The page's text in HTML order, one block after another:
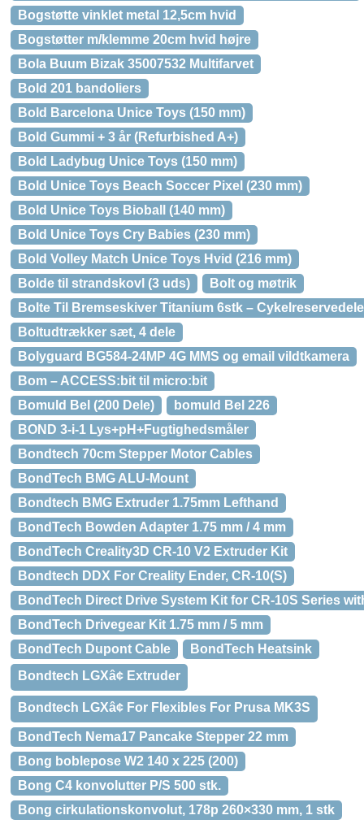
Bogstøtte vinklet metal 12,5cm hvid
Bogstøtter m/klemme 20cm hvid højre
Bola Buum Bizak 35007532 Multifarvet
Bold 201 bandoliers
Bold Barcelona Unice Toys (150 mm)
Bold Gummi + 3 år (Refurbished A+)
Bold Ladybug Unice Toys (150 mm)
Bold Unice Toys Beach Soccer Pixel (230 mm)
Bold Unice Toys Bioball (140 mm)
Bold Unice Toys Cry Babies (230 mm)
Bold Volley Match Unice Toys Hvid (216 mm)
Bolde til strandskovl (3 uds)
Bolt og møtrik
Bolte Til Bremseskiver Titanium 6stk – Cykelreservedele
Boltudtrækker sæt, 4 dele
Bolyguard BG584-24MP 4G MMS og email vildtkamera
Bom – ACCESS:bit til micro:bit
Bomuld Bel (200 Dele)
bomuld Bel 226
BOND 3-i-1 Lys+pH+Fugtighedsmåler
Bondtech 70cm Stepper Motor Cables
BondTech BMG ALU-Mount
Bondtech BMG Extruder 1.75mm Lefthand
BondTech Bowden Adapter 1.75 mm / 4 mm
BondTech Creality3D CR-10 V2 Extruder Kit
Bondtech DDX For Creality Ender, CR-10(S)
BondTech Direct Drive System Kit for CR-10S Series
BondTech Drivegear Kit 1.75 mm / 5 mm
BondTech Dupont Cable
BondTech Heatsink
Bondtech LGXâ¢ Extruder
Bondtech LGXâ¢ For Flexibles For Prusa MK3S
BondTech Nema17 Pancake Stepper 22 mm
Bong boblepose W2 140 x 225 (200)
Bong C4 konvolutter P/S 500 stk.
Bong cirkulationskonvolut, 178p 260×330 mm, 1 stk